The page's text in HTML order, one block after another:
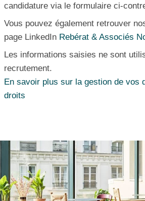
candidature via le formulaire ci-
Vous pouvez également retrouver
page LinkedIn Rebérat & Associés
Les informations saisies ne sont
recrutement.
En savoir plus sur la gestion de vos
droits